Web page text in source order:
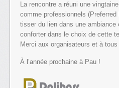
La rencontre a réuni une
comme professionnels
tisser du lien dans une ambiance
conforter dans le choix de cette
Merci aux organisateurs et à
À l’année prochaine à Pau !